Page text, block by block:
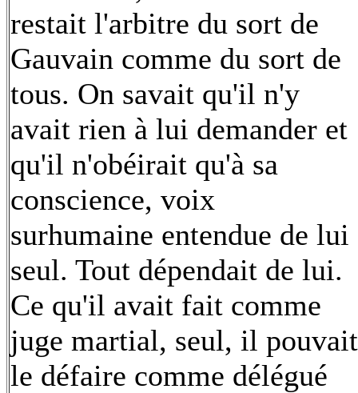
restait l'arbitre du sort de
Gauvain comme du sort de
tous. On savait qu'il n'y
avait rien à lui demander et
qu'il n'obéirait qu'à sa
conscience, voix
surhumaine entendue de lui
seul. Tout dépendait de lui.
Ce qu'il avait fait comme
juge martial, seul, il pouvait
le défaire comme délégué